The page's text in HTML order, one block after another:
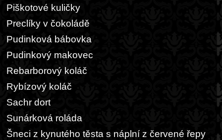
Piškotové kuličky
Preclíky v čokoládě
Pudinková bábovka
Pudinkový makovec
Rebarborový koláč
Rybízový koláč
Sachr dort
Sunárková roláda
Šneci z kynutého těsta s náplní z červené řepy